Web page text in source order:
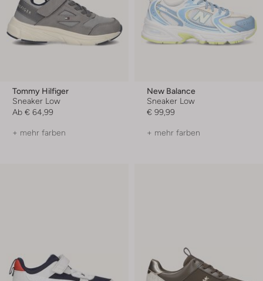
Tommy Hilfiger
Sneaker Low
Ab € 64,99
+ mehr farben
New Balance
Sneaker Low
€ 99,99
+ mehr farben